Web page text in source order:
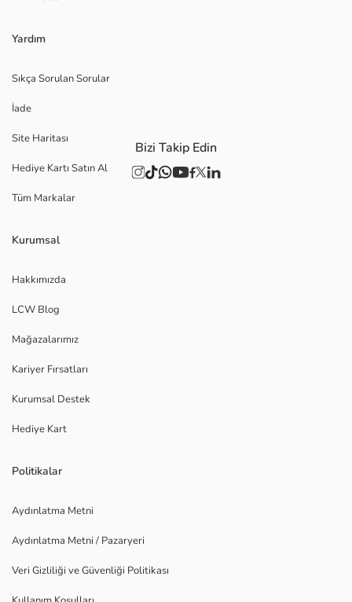
Yardım
Sıkça Sorulan Sorular
İade
Site Haritası
Hediye Kartı Satın Al
Tüm Markalar
Kurumsal
Hakkımızda
LCW Blog
Mağazalarımız
Kariyer Fırsatları
Kurumsal Destek
Hediye Kart
Politikalar
Aydınlatma Metni
Aydınlatma Metni / Pazaryeri
Veri Gizliliği ve Güvenliği Politikası
Bizi Takip Edin